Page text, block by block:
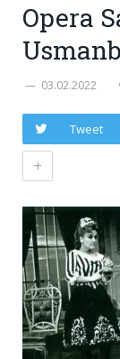
Opera
03.02.2022
Tweet
+